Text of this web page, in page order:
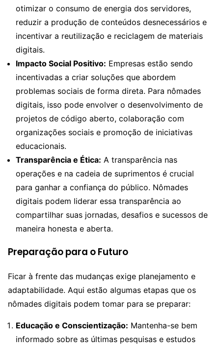
otimizar o consumo de energia dos servidores,
reduzir a produção de conteúdos desnecessários e
incentivar a reutilização e reciclagem de materiais
digitais.
Impacto Social Positivo: Empresas estão sendo
incentivadas a criar soluções que abordem
problemas sociais de forma direta. Para nômades
digitais, isso pode envolver o desenvolvimento de
projetos de código aberto, colaboração com
organizações sociais e promoção de iniciativas
educacionais.
Transparência e Ética: A transparência nas
operações e na cadeia de suprimentos é crucial
para ganhar a confiança do público. Nômades
digitais podem liderar essa transparência ao
compartilhar suas jornadas, desafios e sucessos de
maneira honesta e aberta.
Preparação para o Futuro
Ficar à frente das mudanças exige planejamento e
adaptabilidade. Aqui estão algumas etapas que os
nômades digitais podem tomar para se preparar:
Educação e Conscientização: Mantenha-se bem
informado sobre as últimas pesquisas e estudos